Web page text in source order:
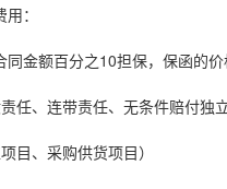
：
同金额百分之10担保，保函的价
责任、连带责任、无条件赔付独
目、采购供货项目）